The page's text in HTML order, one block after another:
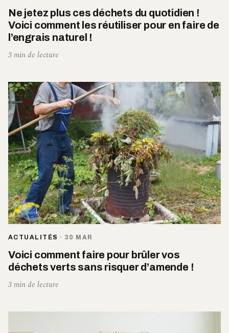
Ne jetez plus ces déchets du quotidien !
Voici comment les réutiliser pour en faire de
l’engrais naturel !
3 min de lecture
ACTUALITÉS · 30 MAR
Voici comment faire pour brûler vos
déchets verts sans risquer d’amende !
3 min de lecture